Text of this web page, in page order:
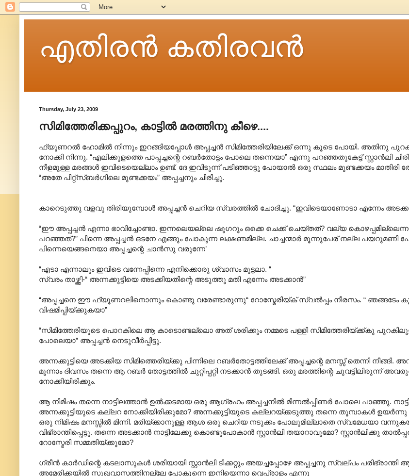
എതിരന്‍ കതിരവന്‍
Thursday, July 23, 2009
സിമിത്തേരിക്കപ്പുറം, കാട്ടിൽ മരത്തിനു കീഴെ....
ഫ്യൂണറൽ ഹോമിൽ നിന്നും ഇറങ്ങിയപ്പോൾ അപ്പച്ചൻ സിമിത്തേരിയിലേക്ക് ഒന്നു കൂടെ പോയി. അതിനു
നോക്കി നിന്നു. “എലിക്കുളത്തെ പാപ്പച്ചന്റെ റബർതോട്ടം പോലെ തന്നെയാ” എന്നു പറഞ്ഞതുകേട്ട് സ്റ്റാൻലി
നീളമുള്ള മരങ്ങൾ ഇവിടെയെല്ലാം ഉണ്ട്. ദേ ഇവിടുന്ന് പടിഞ്ഞാട്ടു പോയാൽ ഒരു സ്ഥലം മുണ്ടക്കയം മാതിരി
“അതേ പിറ്റ്സ്ബർഗിലെ മുണ്ടക്കയം” അപ്പച്ചനും ചിരിച്ചു.
കാറെടുത്തു വളവു തിരിയുമ്പോൾ അപ്പച്ചൻ ചെറിയ സ്വരത്തിൽ ചോദിച്ചു. “ഇവിടെയാണോടാ എന്നേം
“ഈ അപ്പച്ചൻ എന്നാ ഭാവിച്ചോണ്ടാ. ഇന്നലെയല്ലെ ഷുഗറൂം ഒക്കെ ചെക്ക് ചെയ്തത്? വല്യ
പറഞ്ഞത്?” പിന്നെ അപ്പച്ചൻ ഒടനേ എങ്ങും പോകുന്ന ലക്ഷണമില്ല. ചാച്ചന്മാർ മൂന്നുപേര് നല്ല പയറുമണി
പിന്നെയെങ്ങനെയാ അപ്പച്ചന്റെ ചാൻസു വരുന്നേ’
“എടാ എന്നാലും ഇവിടെ വന്നേപ്പിന്നെ എനിക്കൊരു ശ്വാസം മുട്ടലാ. “
സ്വരം താഴ്ത്തി-“ അന്നക്കുട്ടിയെ അടക്കിയതിന്റെ അടുത്തു മതി എന്നേം അടക്കാൻ”
“അപ്പച്ചനെ ഈ ഫ്യൂണറലിനൊന്നും കൊണ്ടു വരേണ്ടാരുന്നു“ റോസ്മേരിയ്ക് സ്വൽപ്പം നീരസം. “ ഞങ്ങടേം
വിഷമിപ്പിയ്ക്കുകയാ”
“സിമിത്തേരിയുടെ പൊറകിലെ ആ കാടൊണ്ടല്ലൊ അത് ശരിക്കും നമ്മടെ പള്ളി സിമിത്തേരിയ്ക്ക്കു
പോലെയാ” അപ്പച്ചൻ നെടുവീർപ്പിട്ടു.
അന്നക്കുട്ടിയെ അടക്കിയ സിമിത്തെരിയ്ക്കു പിന്നിലെ റബർതോട്ടത്തിലേക്ക് അപ്പച്ചന്റെ മനസ്സ് തെന്നി നീങ്ങി.
മൂന്നാം ദിവസം തന്നെ ആ റബർ തോട്ടത്തിൽ ചുറ്റിപ്പറ്റി നടക്കാൻ തുടങ്ങി. ഒരു മരത്തിന്റെ ചുവട്ടിലിരുന്ന്
നോക്കിയിരിക്കും.
ആ നിമിഷം തന്നെ നാട്ടിലത്താൻ ഉൽക്കടമായ ഒരു ആഗ്രഹം അപ്പച്ചനിൽ മിന്നൽപ്പിണർ പോലെ പാഞ്ഞു.
അന്നക്കുട്ടിയുടെ കല്ലറ നോക്കിയിരിക്കുമോ? അന്നക്കുട്ടിയുടെ കല്ലറയ്ക്കടുത്തു തന്നെ തൂമ്പാകൾ
ഒരു നിമിഷം മനസ്സിൽ മിന്നി. മരിയ്ക്കാനുള്ള ആശ ഒരു ചെറിയ നടുക്കം പോലുമില്ലാതെ സ്വമേധയാ
വിഭ്രാന്തിപ്പെട്ടു. തന്നെ അടക്കാൻ നാട്ടിലേക്കു കൊണ്ടുപോകാൻ സ്റ്റാൻലി തയാറാവുമോ? സ്റ്റാൻലിക്കു
റോസ്മേരി സമ്മതിയ്ക്കുമോ?
ഗ്രീൻ കാർഡിന്റെ കടലാസുകൾ ശരിയായി സ്റ്റാൻലി ടിക്കറ്റും അയച്ചപ്പോഴേ അപ്പച്ചനു സ്വല്പം
അമേരിക്കയിൽ സുഖവാസത്തിനല്ലേ പോകുന്നെ ഇനിയെന്നാ വെപ്രാളം എന്നു